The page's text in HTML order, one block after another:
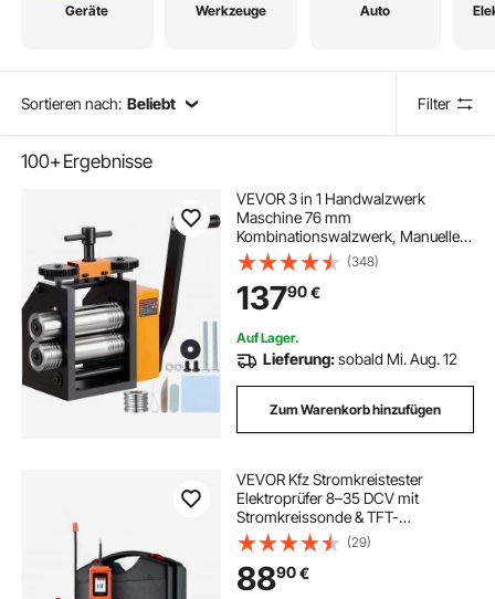
Geräte Werkzeuge Auto
Sortieren nach: Beliebt Filter
100+Ergebnisse
VEVOR 3 in 1 Handwalzwerk
Maschine 76 mm
Kombinationswalzwerk, Manueller
Walzwerk Schmuckwalzwerk
Einstellbare Dicke 0,1-7 mm,
Handwalzwerk Maschine für Gold,
K-Gold, Reines Silber, 925er-Silber
usw.
(348)
13790€
Auf Lager.
Lieferung:sobald Mi. Aug. 12
Zum Warenkorb hinzufügen
VEVOR Kfz Stromkreistester
Elektroprüfer 8–35 DCV mit
Stromkreissonde & TFT-
Farbdisplay & Beleuchtung,
Stromkreisprüfer mit 6 m langem
Verlängerungskabel & Tragkoffer
(29)
8890€